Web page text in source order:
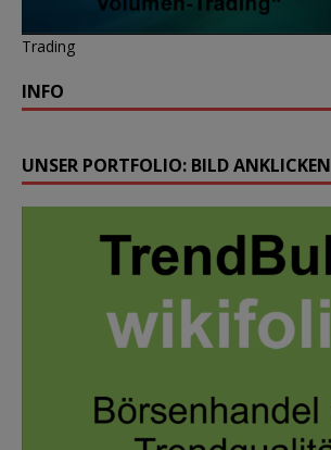
Trading
INFO
UNSER PORTFOLIO: BILD ANKLICKEN